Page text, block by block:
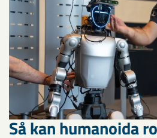
Så kan humanoida